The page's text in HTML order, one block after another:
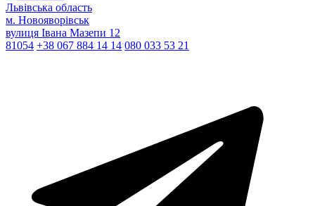
Львівська область
м. Новояворівськ
вулиця Івана Мазепи 12
81054 +38 067 884 14 14 080 033 53 21